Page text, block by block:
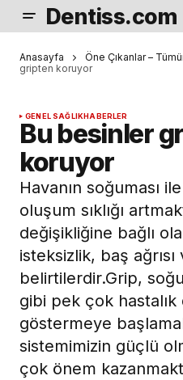
Dentiss.com
Anasayfa Öne Çıkanlar –
gripten koruyor
GENEL SAĞLIKHABERLER
Bu besinler
koruyor
Havanın soğuması
oluşum sıklığı
değişikliğine bağlı
isteksizlik, baş
belirtilerdir.Grip,
gibi pek çok hastalık
göstermeye
sistemimizin güçlü
çok önem